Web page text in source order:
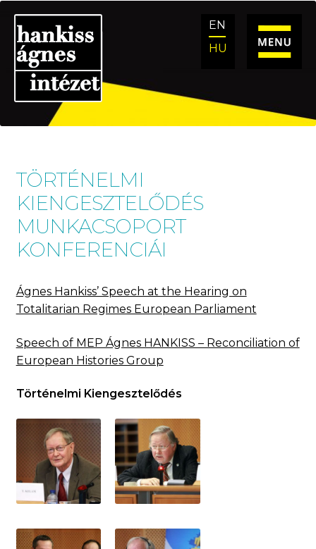
EN
HU
a
navigációhoz
a
tartalomba
TÖRTÉNELMI
KIENGESZTELŐDÉS
MUNKACSOPORT
KONFERENCIÁI
Ágnes Hankiss’ Speech at the Hearing on
Totalitarian Regimes European Parliament
Speech of MEP Ágnes HANKISS – Reconciliation of
European Histories Group
Történelmi Kiengesztelődés